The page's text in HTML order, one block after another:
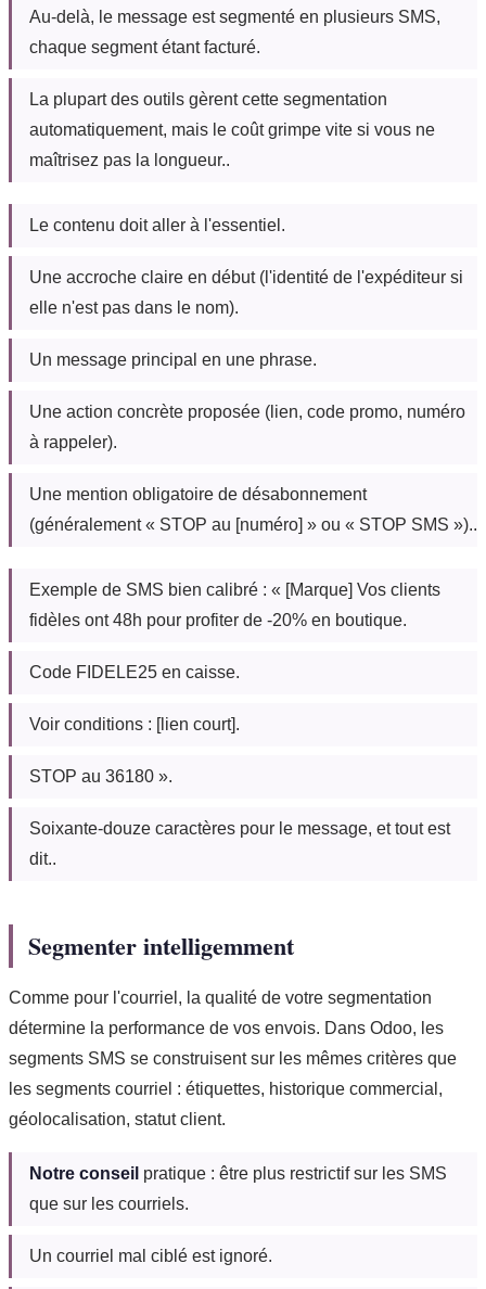
Au-delà, le message est segmenté en plusieurs SMS,
chaque segment étant facturé.
La plupart des outils gèrent cette segmentation
automatiquement, mais le coût grimpe vite si vous ne
maîtrisez pas la longueur..
Le contenu doit aller à l'essentiel.
Une accroche claire en début (l'identité de l'expéditeur si
elle n'est pas dans le nom).
Un message principal en une phrase.
Une action concrète proposée (lien, code promo, numéro
à rappeler).
Une mention obligatoire de désabonnement
(généralement « STOP au [numéro] » ou « STOP SMS »)..
Exemple de SMS bien calibré : « [Marque] Vos clients
fidèles ont 48h pour profiter de -20% en boutique.
Code FIDELE25 en caisse.
Voir conditions : [lien court].
STOP au 36180 ».
Soixante-douze caractères pour le message, et tout est
dit..
Segmenter intelligemment
Comme pour l'courriel, la qualité de votre segmentation
détermine la performance de vos envois. Dans Odoo, les
segments SMS se construisent sur les mêmes critères que
les segments courriel : étiquettes, historique commercial,
géolocalisation, statut client.
Notre conseil pratique : être plus restrictif sur les SMS
que sur les courriels.
Un courriel mal ciblé est ignoré.